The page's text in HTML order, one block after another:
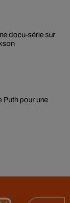
docu-série sur
Puth pour une